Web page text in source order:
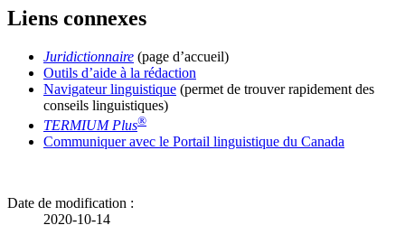
Liens connexes
Juridictionnaire (page d’accueil)
Outils d’aide à la rédaction
Navigateur linguistique (permet de trouver rapidement des
conseils linguistiques)
TERMIUM Plus®
Communiquer avec le Portail linguistique du Canada
Date de modification :
2020-10-14